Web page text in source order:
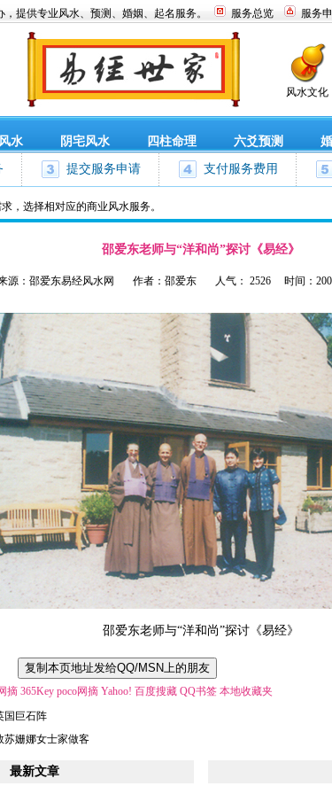
提供专业风水、预测、婚姻、起名服务。 服务总览 服务
风水文化
水 阴宅风水 四柱命理 六爻预测
提交服务申请 支付服务费用
，选择相对应的商业风水服务。
邵爱东老师与“洋和尚”探讨《易经》
源：邵爱东易经风水网 作者：邵爱东 人气： 2526 时间：2009-
邵爱东老师与“洋和尚”探讨《易经》
摘 365Key poco网摘 Yahoo! 百度搜藏 QQ书签 本地收藏夹
国巨石阵
苏姗娜女士家做客
最新文章